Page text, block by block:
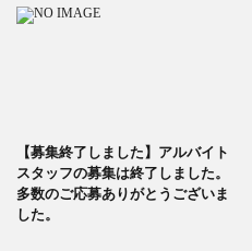
【募集終了しました】アルバイト
スタッフの募集は終了しました。
多数のご応募ありがとうございま
した。